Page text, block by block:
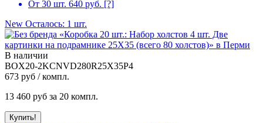
От 30 шт. 640 руб. [?]
New Осталось: 1 шт.
В наличии
BOX20-2KCNVD280R25X35P4
673 руб / компл.
13 460 руб за 20 компл.